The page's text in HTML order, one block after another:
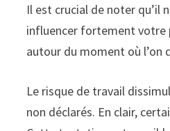
Il est crucial de noter qu’il
influencer fortement votre
autour du moment où l’on
Le risque de travail
non déclarés. En clair,